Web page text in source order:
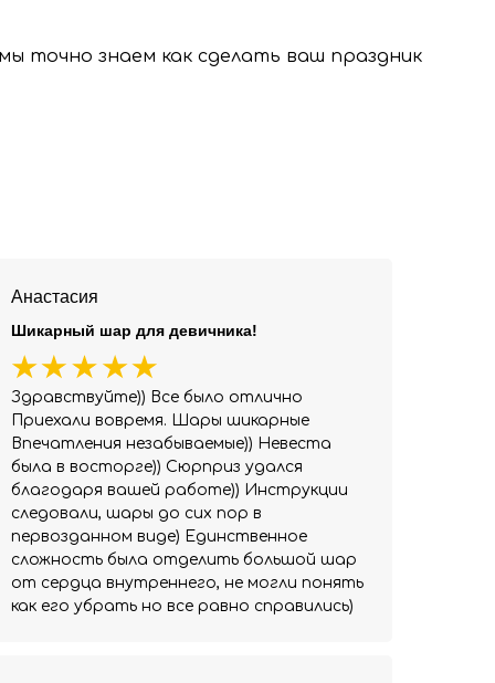
точно знаем как сделать ваш праздник
Анастасия
Здравствуйте)) Все было отлично
Приехали вовремя. Шары шикарные
Впечатления незабываемые)) Невеста
была в восторге)) Сюрприз удался
благодаря вашей работе)) Инструкции
следовали, шары до сих пор в
первозданном виде) Единственное
сложность была отделить большой шар
от сердца внутреннего, не могли понять
как его убрать но все равно справились)
Шикарный шар для девичника!